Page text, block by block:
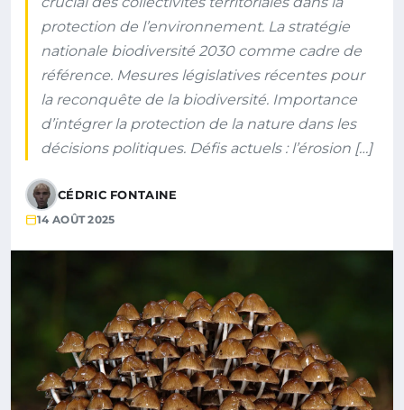
protection de l’environnement. La stratégie
nationale biodiversité 2030 comme cadre de
référence. Mesures législatives récentes pour
la reconquête de la biodiversité. Importance
d’intégrer la protection de la nature dans les
décisions politiques. Défis actuels : l’érosion […]
CÉDRIC FONTAINE
14 AOÛT 2025